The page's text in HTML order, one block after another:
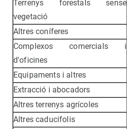
Terrenys forestals sense
vegetació
Altres coníferes
Complexos comercials i
d'oficines
Equipaments i altres
Extracció i abocadors
Altres terrenys agrícoles
Altres caducifolis